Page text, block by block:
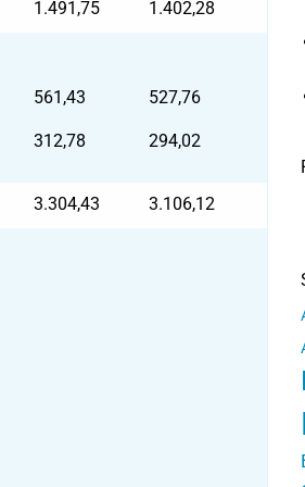
1.491,75 1.402,28
561,43
312,78
527,76
294,02
3.304,43 3.106,12